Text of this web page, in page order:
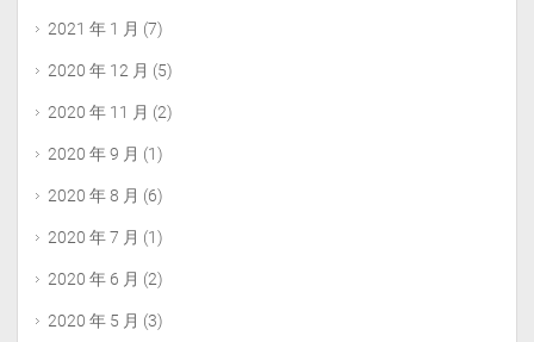
2021 年 1 月 (7)
2020 年 12 月 (5)
2020 年 11 月 (2)
2020 年 9 月 (1)
2020 年 8 月 (6)
2020 年 7 月 (1)
2020 年 6 月 (2)
2020 年 5 月 (3)